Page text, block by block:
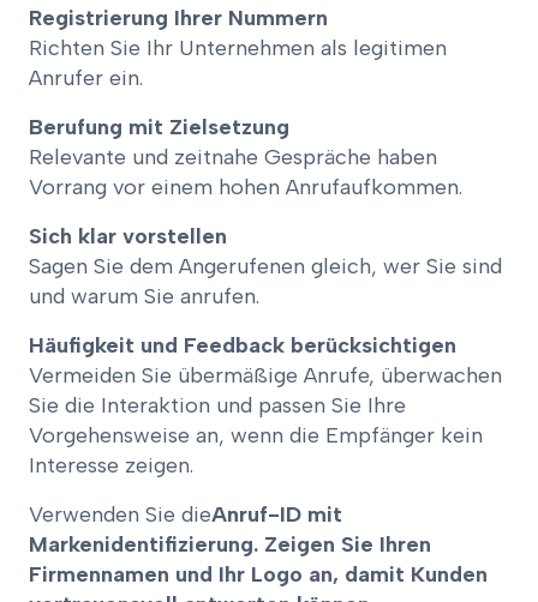
Registrierung Ihrer Nummern
Richten Sie Ihr Unternehmen als legitimen
Anrufer ein.
Berufung mit Zielsetzung
Relevante und zeitnahe Gespräche haben
Vorrang vor einem hohen Anrufaufkommen.
Sich klar vorstellen
Sagen Sie dem Angerufenen gleich, wer Sie sind
und warum Sie anrufen.
Häufigkeit und Feedback berücksichtigen
Vermeiden Sie übermäßige Anrufe, überwachen
Sie die Interaktion und passen Sie Ihre
Vorgehensweise an, wenn die Empfänger kein
Interesse zeigen.
Verwenden Sie dieAnruf-ID mit
Markenidentifizierung. Zeigen Sie Ihren
Firmennamen und Ihr Logo an, damit Kunden